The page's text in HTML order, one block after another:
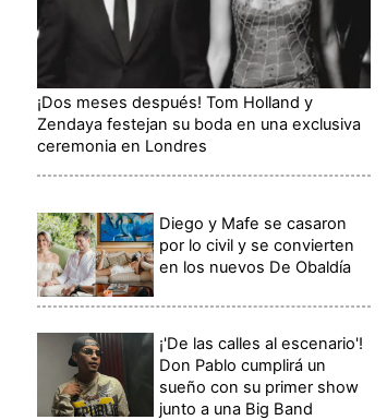
¡Dos meses después! Tom Holland y
Zendaya festejan su boda en una exclusiva
ceremonia en Londres
Diego y Mafe se casaron
por lo civil y se convierten
en los nuevos De Obaldía
¡'De las calles al escenario'!
Don Pablo cumplirá un
sueño con su primer show
junto a una Big Band